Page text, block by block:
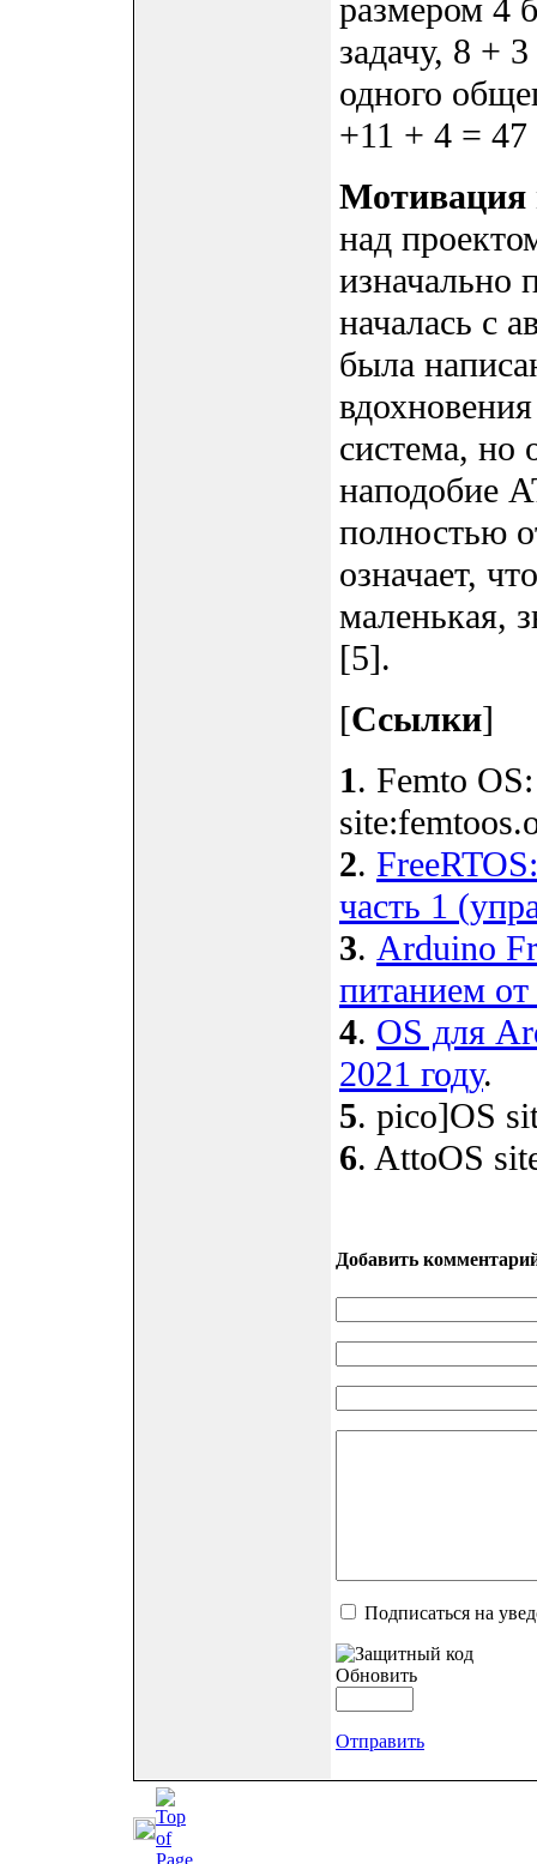
размером 4
задачу, 8 +
одного
+11 + 4 = 47
Мотивация
над
изначально
началась с
была
система, но
наподобие
полностью
означает,
маленькая,
[5].
[Ссылки]
1. Femto
2.
часть 1
3. Arduino
питанием от
4. OS для
2021 году.
5. pico]OS
6. AttoOS
Добавить
Подписаться на
Обновить
Отправить